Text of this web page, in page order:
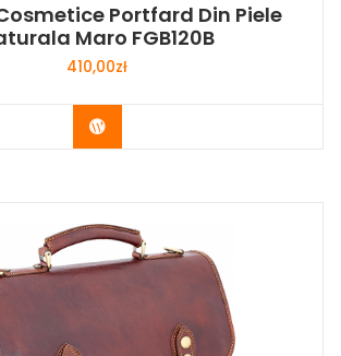
Portfard Din Piele
Maro FGB120B
410,00zł
Buy Now